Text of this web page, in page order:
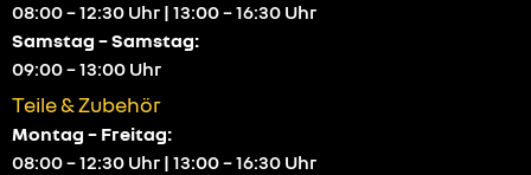
08:00 – 12:30 Uhr | 13:00 – 16:30 Uhr
Samstag – Samstag:
09:00 – 13:00 Uhr
Teile & Zubehör
Montag – Freitag:
08:00 – 12:30 Uhr | 13:00 – 16:30 Uhr